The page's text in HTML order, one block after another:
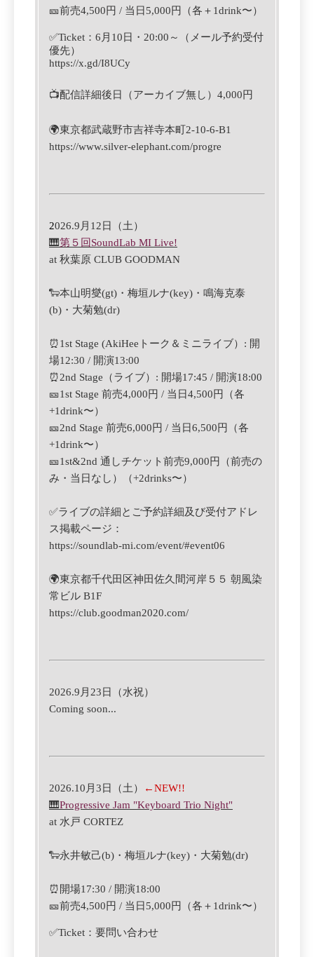
🎫前売4,500円 / 当日5,000円 （各＋1drink〜）
✅Ticket ：6 月10日 ・ ‪20:00‬ ～（メール予約受付
優先）
https://x.gd/I8UCy
📺配信詳細後日（アーカイブ無し）4,000円
🌍東京都武蔵野市吉祥寺本町2-10-6-B1
https://www.silver-elephant.com/progre
2026.9月12日（土）
🎹第５回SoundLab MI Live!
at 秋葉原 CLUB GOODMAN
🐑本山明燮(gt)・梅垣ルナ(key)・鳴海克泰
(b)・大菊勉(dr)
⏰1st Stage (AkiHeeトーク＆ミニライブ）: 開
場12:30 / 開演13:00
⏰2nd Stage（ライブ）: 開場17:45 / 開演18:00
🎫1st Stage 前売4,000円 / 当日4,500円（各
+1drink〜）
🎫2nd Stage 前売6,000円 / 当日6,500円（各
+1drink〜）
🎫1st&2nd 通しチケット前売9,000円（前売の
み・当日なし）（+2drinks〜）
✅ライブの詳細と ご予約詳細及び受付アドレ
ス掲載ページ：
https://soundlab-mi.com/event/#event06
🌍東京都千代田区神田佐久間河岸５５ 朝風染
常ビル B1F
https://club.goodman2020.com/
2026.9月23日（水祝）
Coming soon...
2026.10月3日（土）
←NEW!!
🎹Progressive Jam "Keyboard Trio Night"
at 水戸 CORTEZ
🐑永井敏己(b)・ 梅垣ルナ(key) ・大菊勉(dr)
⏰開場17:30 / 開演18:00
🎫前売4,500円 / 当日5,000円 （各＋1drink〜）
✅Ticket ：要問い合わせ